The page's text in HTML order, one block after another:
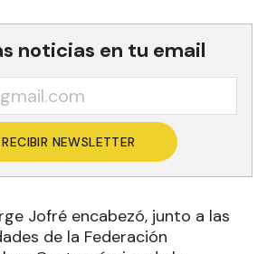
noticias en tu email
RECIBIR NEWSLETTER
Jofré encabezó, junto a las
de la Federación